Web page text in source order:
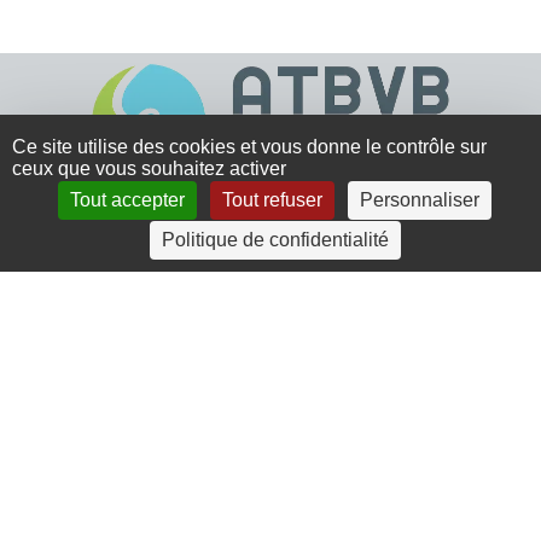
4 rue Crec’h-Ugen
22810 Belle Isle en Terre
Ce site utilise des cookies et vous donne le contrôle sur
ceux que vous souhaitez activer
Tout accepter
Tout refuser
Personnaliser
Politique de confidentialité